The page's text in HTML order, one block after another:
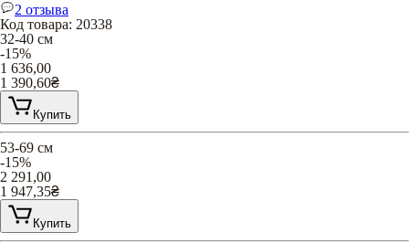
2 отзыва
Код товара: 20338
32-40 см
-15%
1 636,00
1 390,60₴
Купить
53-69 см
-15%
2 291,00
1 947,35₴
Купить